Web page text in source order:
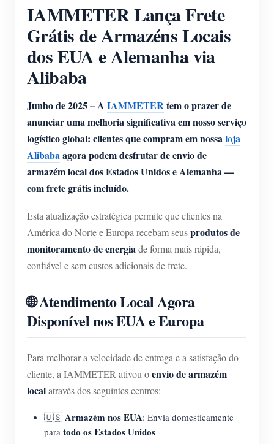
IAMMETER Lança Frete
Grátis de Armazéns Locais
dos EUA e Alemanha via
Alibaba
Junho de 2025 – A IAMMETERtem o prazer de
anunciar uma melhoria significativa em nosso serviço
logístico global: clientes que compram em nossaloja
Alibabaagora podem desfrutar de envio de
armazém local dos Estados Unidos e Alemanha —
com frete grátis incluído.
Esta atualização estratégica permite que clientes na
América do Norte e Europa recebam seusprodutos de
monitoramento de energiade forma mais rápida,
confiável e sem custos adicionais de frete.
🌐 Atendimento Local Agora
Disponível nos EUA e Europa
Para melhorar a velocidade de entrega e a satisfação do
cliente, a IAMMETER ativou oenvio de armazém
localatravés dos seguintes centros:
🇺🇸 Armazém nos EUA: Envia domesticamente
para todo os Estados Unidos